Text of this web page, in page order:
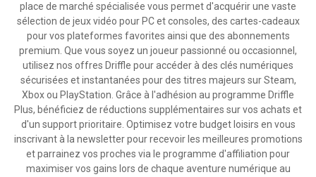
place de marché spécialisée vous permet d'acquérir une vaste
sélection de jeux vidéo pour PC et consoles, des cartes-cadeaux
pour vos plateformes favorites ainsi que des abonnements
premium. Que vous soyez un joueur passionné ou occasionnel,
utilisez nos offres Driffle pour accéder à des clés numériques
sécurisées et instantanées pour des titres majeurs sur Steam,
Xbox ou PlayStation. Grâce à l'adhésion au programme Driffle
Plus, bénéficiez de réductions supplémentaires sur vos achats et
d'un support prioritaire. Optimisez votre budget loisirs en vous
inscrivant à la newsletter pour recevoir les meilleures promotions
et parrainez vos proches via le programme d'affiliation pour
maximiser vos gains lors de chaque aventure numérique au